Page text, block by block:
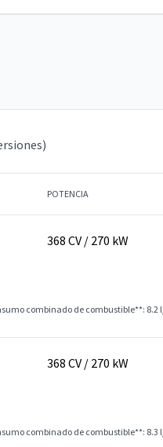
POTENCIA
368 CV / 270 kW
combinado de combustible**: 8.2
368 CV / 270 kW
combinado de combustible**: 8.3